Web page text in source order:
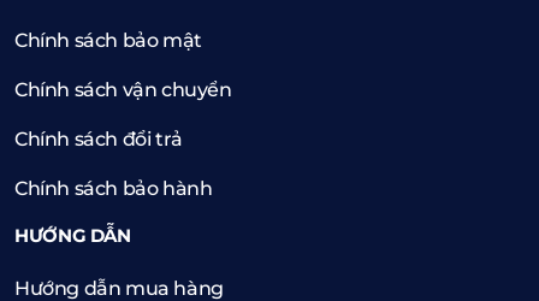
Chính sách bảo mật
Chính sách vận chuyển
Chính sách đổi trả
Chính sách bảo hành
HƯỚNG DẪN
Hướng dẫn mua hàng